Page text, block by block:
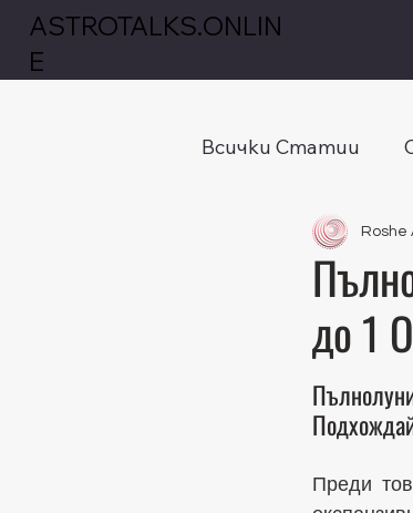
ASTROTALKS.ONLIN
E
Всички Статии
до 1
Roshe
Преди